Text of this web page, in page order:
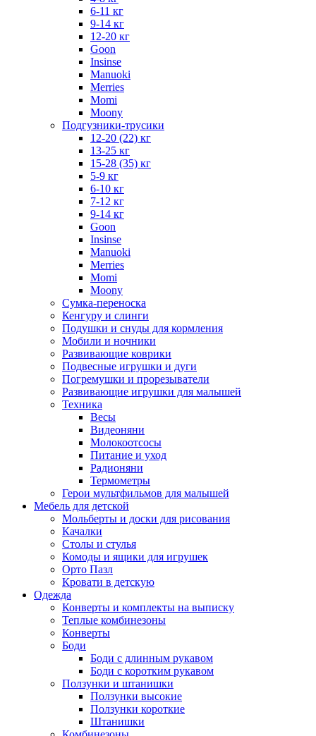
6-11 кг
9-14 кг
12-20 кг
Goon
Insinse
Manuoki
Merries
Momi
Moony
Подгузники-трусики
12-20 (22) кг
13-25 кг
15-28 (35) кг
5-9 кг
6-10 кг
7-12 кг
9-14 кг
Goon
Insinse
Manuoki
Merries
Momi
Moony
Сумка-переноска
Кенгуру и слинги
Подушки и снуды для кормления
Мобили и ночники
Развивающие коврики
Подвесные игрушки и дуги
Погремушки и прорезыватели
Развивающие игрушки для малышей
Техника
Весы
Видеоняни
Молокоотсосы
Питание и уход
Радионяни
Термометры
Герои мультфильмов для малышей
Мебель для детской
Мольберты и доски для рисования
Качалки
Столы и стулья
Комоды и ящики для игрушек
Орто Пазл
Кровати в детскую
Одежда
Конверты и комплекты на выписку
Теплые комбинезоны
Конверты
Боди
Боди с длинным рукавом
Боди с коротким рукавом
Ползунки и штанишки
Ползунки высокие
Ползунки короткие
Штанишки